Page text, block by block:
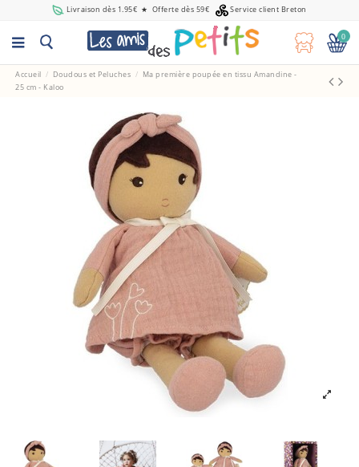
Livraison dès 1.95€ ★ Offerte dès 59€ Service client Breton
0
Accueil Doudous et Peluches
Ma première poupée en tissu Amandine -
25 cm - Kaloo